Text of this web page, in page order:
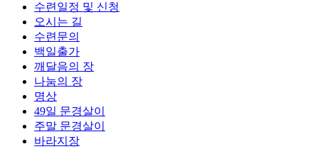
수련일정 및 신청
오시는 길
수련문의
백일출가
깨달음의 장
나눔의 장
명상
49일 문경살이
주말 문경살이
바라지장